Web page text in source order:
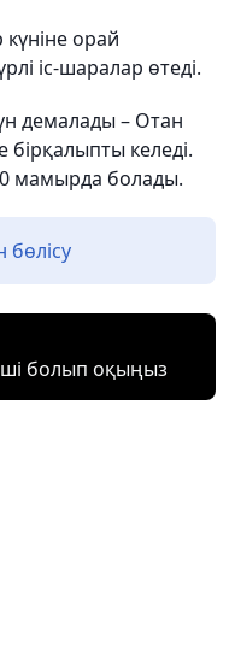
орай
іс-шаралар өтеді.
демалады – Отан
бірқалыпты келеді.
мамырда болады.
болып оқыңыз